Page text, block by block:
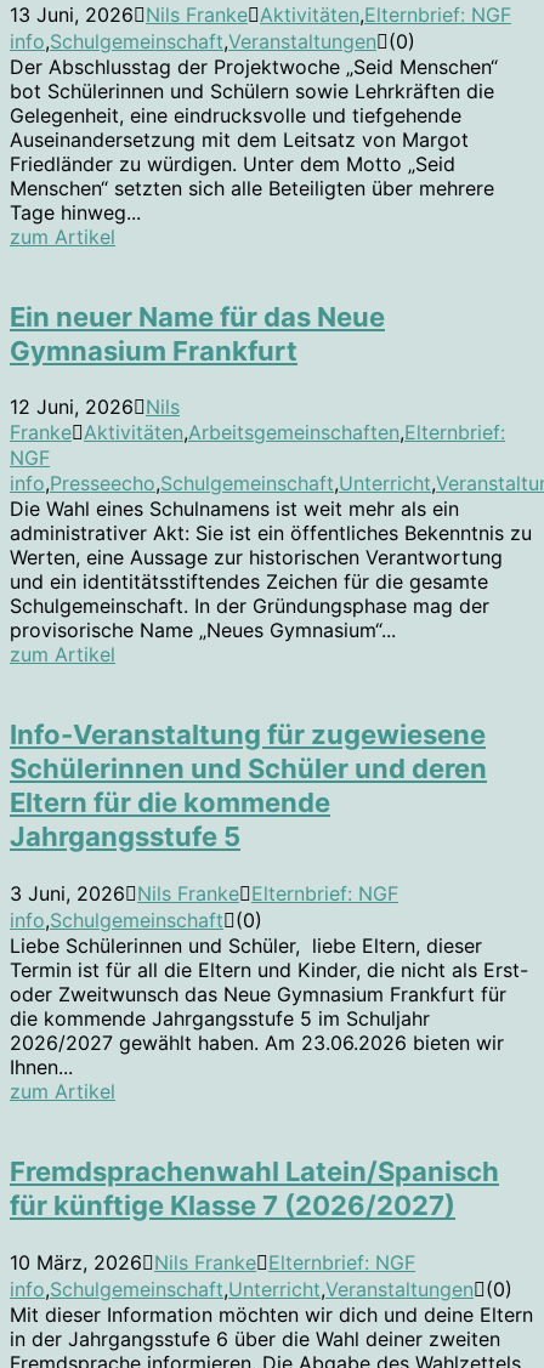
13 Juni, 2026 Nils Franke Aktivitäten,Elternbrief: NGF
info,Schulgemeinschaft,Veranstaltungen (0)
Der Abschlusstag der Projektwoche „Seid Menschen“
bot Schülerinnen und Schülern sowie Lehrkräften die
Gelegenheit, eine eindrucksvolle und tiefgehende
Auseinandersetzung mit dem Leitsatz von Margot
Friedländer zu würdigen. Unter dem Motto „Seid
Menschen“ setzten sich alle Beteiligten über mehrere
Tage hinweg...
zum Artikel
Ein neuer Name für das Neue
Gymnasium Frankfurt
12 Juni, 2026 Nils
Franke Aktivitäten,Arbeitsgemeinschaften,Elternbrief:
NGF
info,Presseecho,Schulgemeinschaft,Unterricht,
Die Wahl eines Schulnamens ist weit mehr als ein
administrativer Akt: Sie ist ein öffentliches Bekenntnis zu
Werten, eine Aussage zur historischen Verantwortung
und ein identitätsstiftendes Zeichen für die gesamte
Schulgemeinschaft. In der Gründungsphase mag der
provisorische Name „Neues Gymnasium“...
zum Artikel
Info-Veranstaltung für zugewiesene
Schülerinnen und Schüler und deren
Eltern für die kommende
Jahrgangsstufe 5
3 Juni, 2026 Nils Franke Elternbrief: NGF
info,Schulgemeinschaft (0)
Liebe Schülerinnen und Schüler, liebe Eltern, dieser
Termin ist für all die Eltern und Kinder, die nicht als Erst-
oder Zweitwunsch das Neue Gymnasium Frankfurt für
die kommende Jahrgangsstufe 5 im Schuljahr
2026/2027 gewählt haben. Am 23.06.2026 bieten wir
Ihnen...
zum Artikel
Fremdsprachenwahl Latein/Spanisch
für künftige Klasse 7 (2026/2027)
10 März, 2026 Nils Franke Elternbrief: NGF
info,Schulgemeinschaft,Unterricht,Veranstaltungen (0)
Mit dieser Information möchten wir dich und deine Eltern
in der Jahrgangsstufe 6 über die Wahl deiner zweiten
Fremdsprache informieren. Die Abgabe des Wahlzettels